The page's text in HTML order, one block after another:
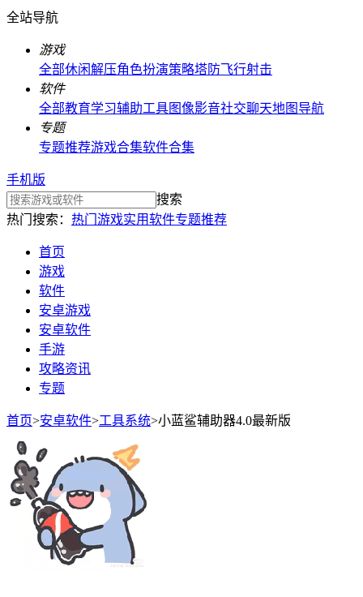
全站导航
游戏
全部休闲解压角色扮演策略塔防飞行射击
软件
全部教育学习辅助工具图像影音社交聊天地图导航
专题
专题推荐游戏合集软件合集
手机版
搜索
热门搜索： 热门游戏实用软件专题推荐
首页
游戏
软件
安卓游戏
安卓软件
手游
攻略资讯
专题
首页>安卓软件>工具系统>小蓝鲨辅助器4.0最新版